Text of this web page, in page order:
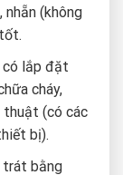
nhẵn (không
có lắp đặt
cháy,
thuật (có các
bị).
trát bằng